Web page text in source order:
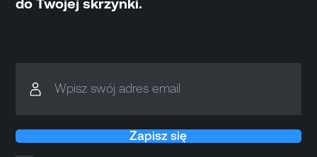
do Twojej skrzynki.
Wpisz swój adres email
Zapisz się